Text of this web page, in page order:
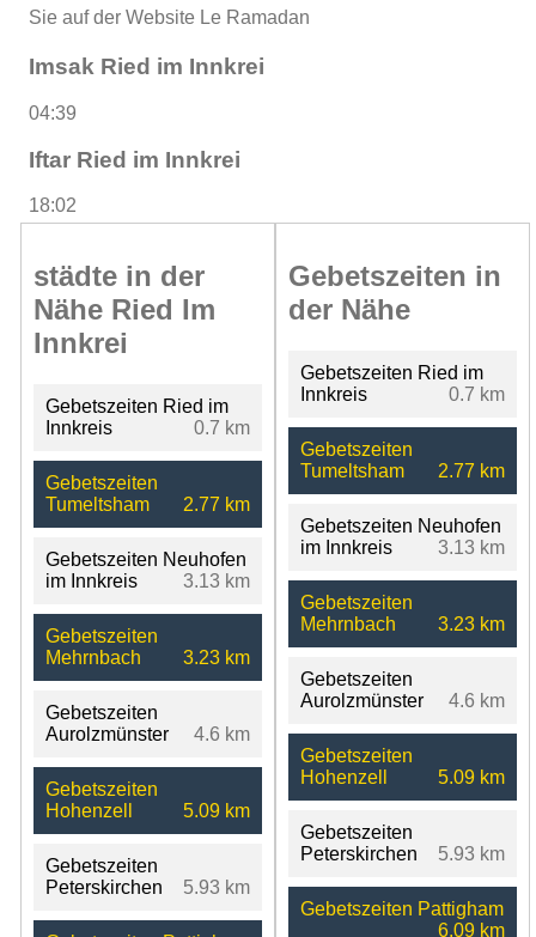
Sie auf der Website Le Ramadan
Imsak Ried im Innkrei
04:39
Iftar Ried im Innkrei
18:02
städte in der
Nähe Ried Im
Innkrei
Gebetszeiten Ried im
Innkreis
0.7 km
Gebetszeiten
Tumeltsham
2.77 km
Gebetszeiten Neuhofen
im Innkreis
3.13 km
Gebetszeiten
Mehrnbach
3.23 km
Gebetszeiten
Aurolzmünster
4.6 km
Gebetszeiten
Hohenzell
5.09 km
Gebetszeiten
Peterskirchen
5.93 km
Gebetszeiten in
der Nähe
Gebetszeiten Ried im
Innkreis
0.7 km
Gebetszeiten
Tumeltsham
2.77 km
Gebetszeiten Neuhofen
im Innkreis
3.13 km
Gebetszeiten
Mehrnbach
3.23 km
Gebetszeiten
Aurolzmünster
4.6 km
Gebetszeiten
Hohenzell
5.09 km
Gebetszeiten
Peterskirchen
5.93 km
Gebetszeiten Pattigham
6.09 km